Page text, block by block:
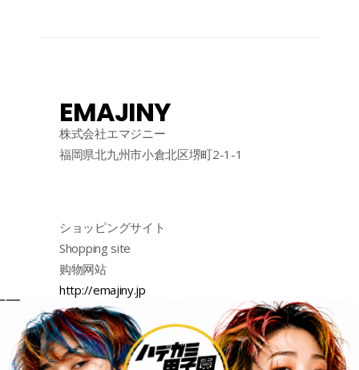
EMAJINY
株式会社エマジニー
福岡県北九州市小倉北区堺町2-1-1
ショッピングサイト
Shopping site
购物网站
http://emajiny.jp